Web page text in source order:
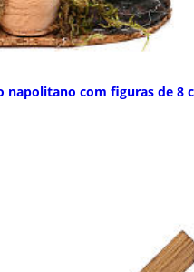
napolitano com figuras de 8